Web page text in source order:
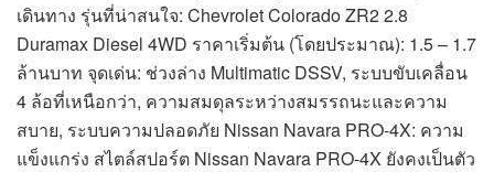
เดินทาง รุ่นที่น่าสนใจ: Chevrolet Colorado ZR2 2.8
Duramax Diesel 4WD ราคาเริ่มต้น (โดยประมาณ): 1.5 – 1.7
ล้านบาท จุดเด่น: ช่วงล่าง Multimatic DSSV, ระบบขับเคลื่อน
4 ล้อที่เหนือกว่า, ความสมดุลระหว่างสมรรถนะและความ
สบาย, ระบบความปลอดภัย Nissan Navara PRO-4X: ความ
แข็งแกร่ง สไตล์สปอร์ต Nissan Navara PRO-4X ยังคงเป็นตัว